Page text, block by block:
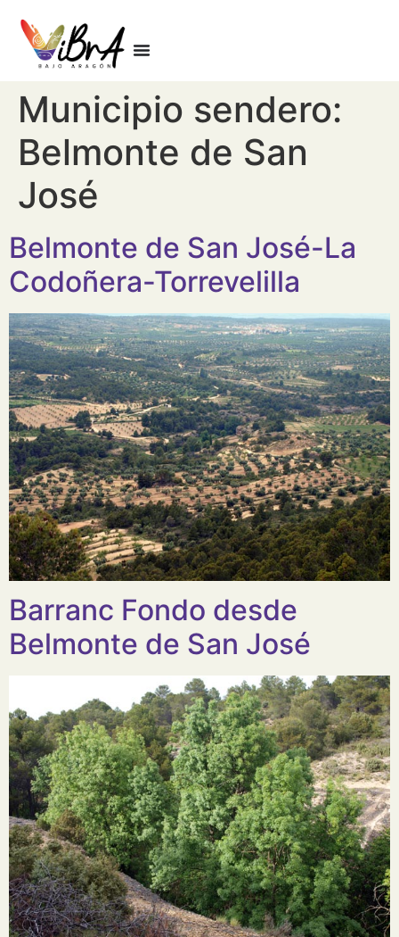
Municipio sendero:
Belmonte de San
José
Belmonte de San José-La
Codoñera-Torrevelilla
Barranc Fondo desde
Belmonte de San José